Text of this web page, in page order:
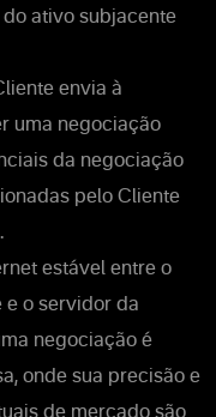
ativo subjacente
envia à
uma negociação
da negociação
pelo Cliente
estável entre o
e o servidor da
negociação é
onde sua precisão e